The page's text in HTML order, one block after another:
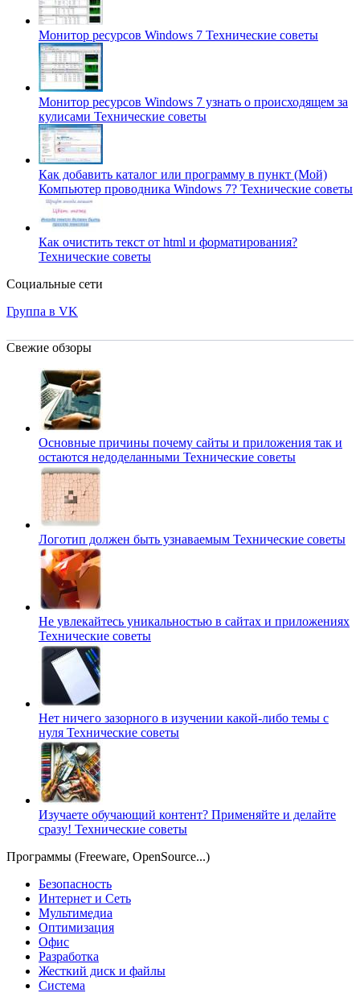
Монитор ресурсов Windows 7 Технические советы
Монитор ресурсов Windows 7 узнать о происходящем за
кулисами Технические советы
Как добавить каталог или программу в пункт (Мой)
Компьютер проводника Windows 7? Технические советы
Как очистить текст от html и форматирования?
Технические советы
Социальные сети
Группа в VK
Свежие обзоры
Основные причины почему сайты и приложения так и
остаются недоделанными Технические советы
Логотип должен быть узнаваемым Технические советы
Не увлекайтесь уникальностью в сайтах и приложениях
Технические советы
Нет ничего зазорного в изучении какой-либо темы с
нуля Технические советы
Изучаете обучающий контент? Применяйте и делайте
сразу! Технические советы
Программы (Freeware, OpenSource...)
Безопасность
Интернет и Сеть
Мультимедиа
Оптимизация
Офис
Разработка
Жесткий диск и файлы
Система